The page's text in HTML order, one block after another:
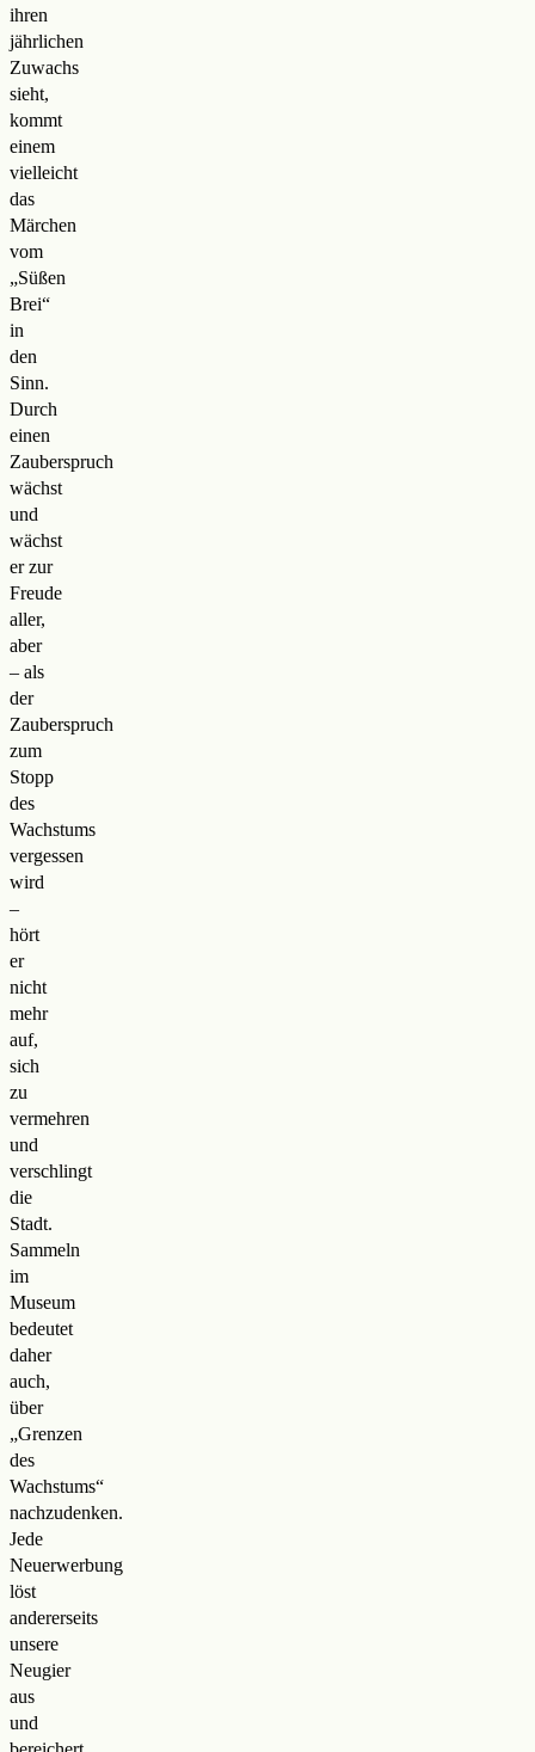
ihren
jährlichen
Zuwachs
sieht,
kommt
einem
vielleicht
das
Märchen
vom
„Süßen
Brei“
in
den
Sinn.
Durch
einen
Zauberspruch
wächst
und
wächst
er zur
Freude
aller,
aber
– als
der
Zauberspruch
zum
Stopp
des
Wachstums
vergessen
wird
–
hört
er
nicht
mehr
auf,
sich
zu
vermehren
und
verschlingt
die
Stadt.
Sammeln
im
Museum
bedeutet
daher
auch,
über
„Grenzen
des
Wachstums“
nachzudenken.
Jede
Neuerwerbung
löst
andererseits
unsere
Neugier
aus
und